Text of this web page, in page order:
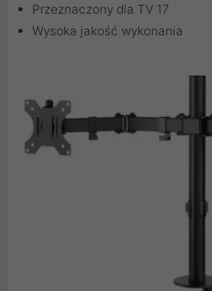
Przeznaczony dla TV 17
Wysoka jakość wykonania